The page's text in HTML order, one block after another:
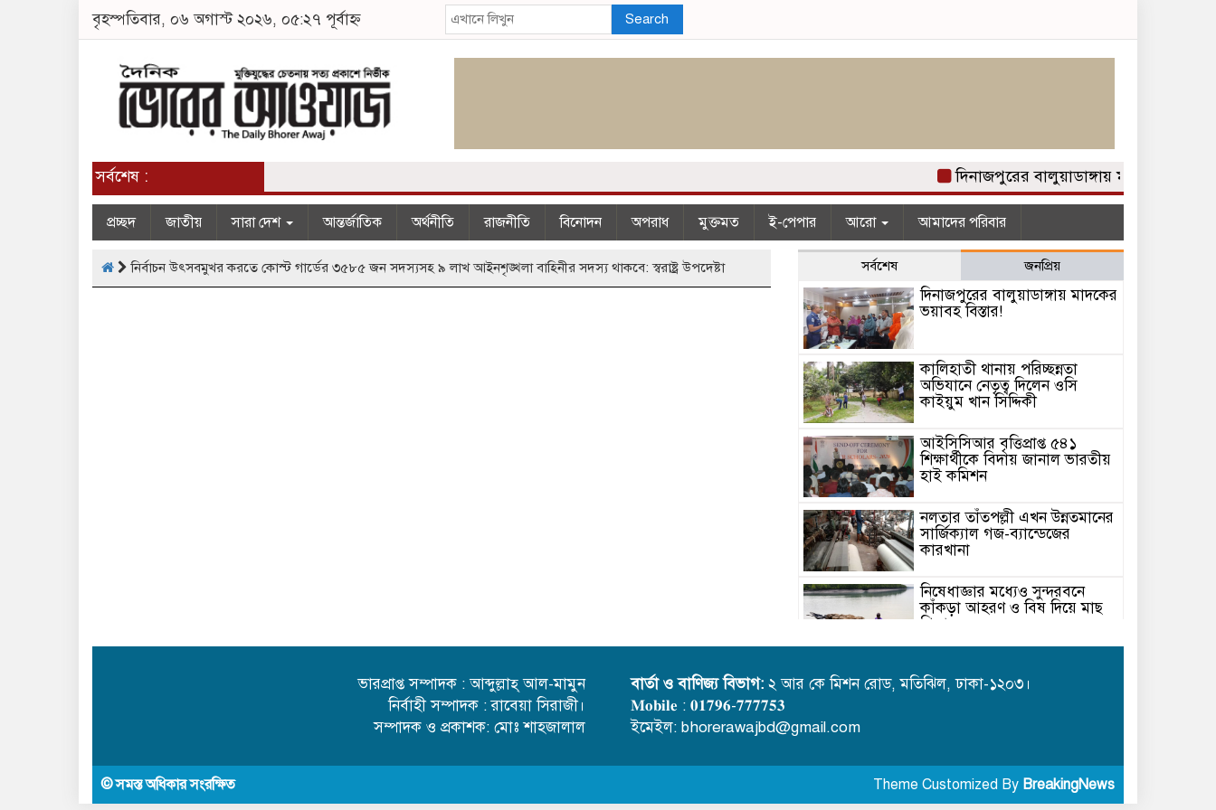
বৃহস্পতিবার, ০৬ অগাস্ট ২০২৬, ০৫:২৭ পূর্বাহ্ন Search
সর্বশেষ : দিনাজপুরের বালুয়াডাঙ্গায় মাদকের ভয়াবহ
প্রচ্ছদ জাতীয় সারা দেশ আন্তর্জাতিক অর্থনীতি রাজনীতি বিনোদন অপরাধ মুক্তমত ই-পেপার আরো আমাদের পরিবার
নির্বাচন উৎসবমুখর করতে কোস্ট গার্ডের ৩৫৮৫ জন সদস্যসহ ৯ লাখ আইনশৃঙ্খলা বাহিনীর সদস্য থাকবে: স্বরাষ্ট্র উপদেষ্টা সর্বশেষ জনপ্রিয়
দিনাজপুরের বালুয়াডাঙ্গায় মাদকের
ভয়াবহ বিস্তার!
কালিহাতী থানায় পরিচ্ছন্নতা
অভিযানে নেতৃত্ব দিলেন ওসি
কাইয়ুম খান সিদ্দিকী
আইসিসিআর বৃত্তিপ্রাপ্ত ৫৪১
শিক্ষার্থীকে বিদায় জানাল ভারতীয়
হাই কমিশন
নলতার তাঁতপল্লী এখন উন্নতমানের
সার্জিক্যাল গজ-ব্যান্ডেজের
কারখানা
নিষেধাজ্ঞার মধ্যেও সুন্দরবনে
কাঁকড়া আহরণ ও বিষ দিয়ে মাছ
শিকার
অনুকূলে এককালীন অনুদানের চেক
বিতরণ
ভারপ্রাপ্ত সম্পাদক : আব্দুল্লাহ্ আল-মামুন
নির্বাহী সম্পাদক : রাবেয়া সিরাজী।
সম্পাদক ও প্রকাশক: মোঃ শাহজালাল
বার্তা ও বাণিজ্য বিভাগ: ২ আর কে মিশন রোড, মতিঝিল, ঢাকা-১২০৩।
𝐌𝐨𝐛𝐢𝐥𝐞 : 𝟎𝟏𝟕𝟗𝟔-𝟕𝟕𝟕𝟕𝟓𝟑
ইমেইল: bhorerawajbd@gmail.com
© সমস্ত অধিকার সংরক্ষিত Theme Customized By BreakingNews